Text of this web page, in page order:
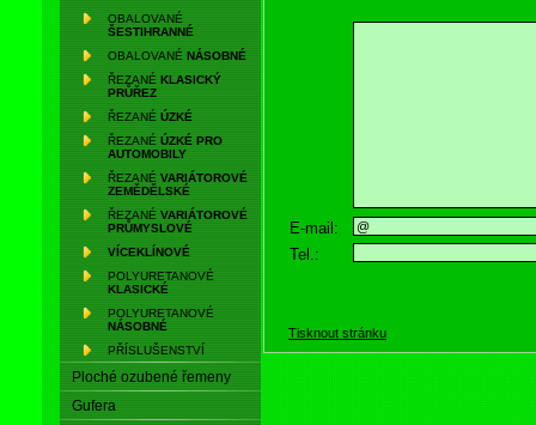
OBALOVANÉ
ŠESTIHRANNÉ
OBALOVANÉ NÁSOBNÉ
ŘEZANÉ KLASICKÝ
PRŮŘEZ
ŘEZANÉ ÚZKÉ
ŘEZANÉ ÚZKÉ PRO
AUTOMOBILY
ŘEZANÉ VARIÁTOROVÉ
ZEMĚDĚLSKÉ
ŘEZANÉ VARIÁTOROVÉ
PRŮMYSLOVÉ
VÍCEKLÍNOVÉ
POLYURETANOVÉ
KLASICKÉ
POLYURETANOVÉ
NÁSOBNÉ
PŘÍSLUŠENSTVÍ
Ploché ozubené řemeny
Gufera
E-mail:
Tel.:
Tisknout stránku